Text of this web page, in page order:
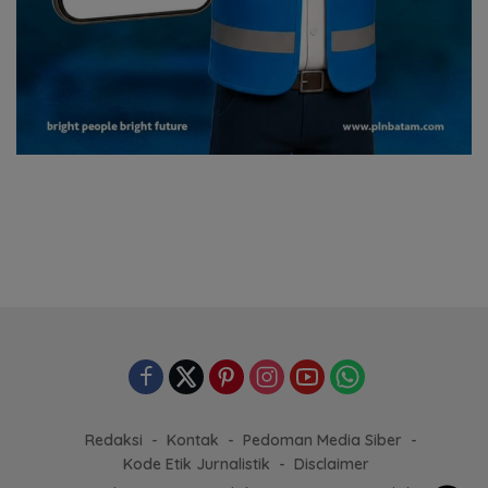
Redaksi Kontak
Pedoman Media Siber
Kode Etik Jurnalistik
Disclaimer